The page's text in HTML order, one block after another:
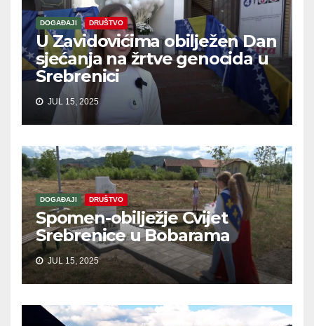
DOGAĐAJI DRUŠTVO
U Zavidovićima obilježen Dan
sjećanja na žrtve genocida u
Srebrenici
JUL 15, 2025
DOGAĐAJI DRUŠTVO
Spomen-obilježje Cvijet
Srebrenice u Bobarama
JUL 15, 2025